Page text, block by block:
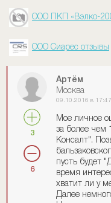
ООО ПКП «Вэлко-
ООО Сиарес отзывы
3
6
Артём
Москва
09.10.2016 в 17:47
Мое личное
за более чем
Консалт".
пусть будет
время
хватит ли у
Далее